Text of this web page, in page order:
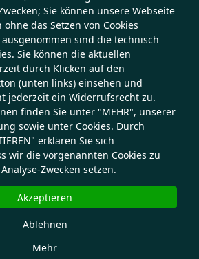
Sie können unsere Webseite
das Setzen von Cookies
sind die technisch
Sie können die aktuellen
durch Klicken auf den
(unten links) einsehen und
jederzeit ein Widerrufsrecht zu.
finden Sie unter "MEHR", unserer
sowie unter Cookies. Durch
erklären Sie sich
wir die vorgenannten Cookies zu
Zwecken setzen.
Mehr
Ablehnen
Akzeptieren